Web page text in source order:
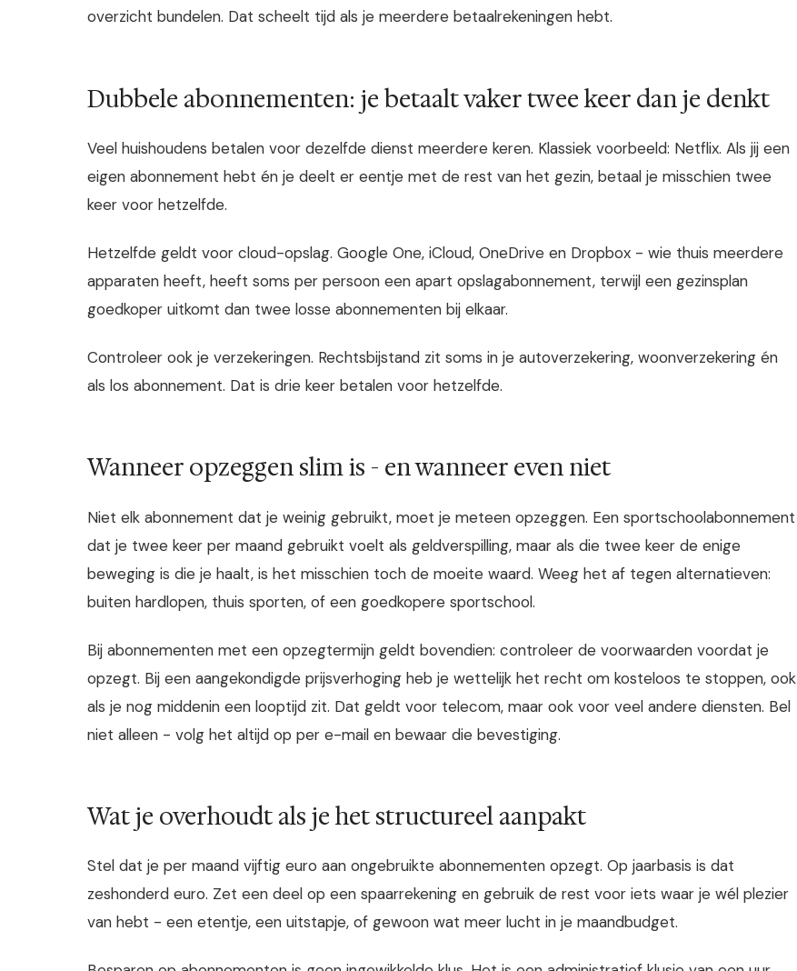
overzicht bundelen. Dat scheelt tijd als je meerdere betaalrekeningen hebt.
Dubbele abonnementen: je betaalt vaker twee keer dan je denkt
Veel huishoudens betalen voor dezelfde dienst meerdere keren. Klassiek voorbeeld: Netflix. Als jij een
eigen abonnement hebt én je deelt er eentje met de rest van het gezin, betaal je misschien twee
keer voor hetzelfde.
Hetzelfde geldt voor cloud-opslag. Google One, iCloud, OneDrive en Dropbox - wie thuis meerdere
apparaten heeft, heeft soms per persoon een apart opslagabonnement, terwijl een gezinsplan
goedkoper uitkomt dan twee losse abonnementen bij elkaar.
Controleer ook je verzekeringen. Rechtsbijstand zit soms in je autoverzekering, woonverzekering én
als los abonnement. Dat is drie keer betalen voor hetzelfde.
Wanneer opzeggen slim is - en wanneer even niet
Niet elk abonnement dat je weinig gebruikt, moet je meteen opzeggen. Een sportschoolabonnement
dat je twee keer per maand gebruikt voelt als geldverspilling, maar als die twee keer de enige
beweging is die je haalt, is het misschien toch de moeite waard. Weeg het af tegen alternatieven:
buiten hardlopen, thuis sporten, of een goedkopere sportschool.
Bij abonnementen met een opzegtermijn geldt bovendien: controleer de voorwaarden voordat je
opzegt. Bij een aangekondigde prijsverhoging heb je wettelijk het recht om kosteloos te stoppen, ook
als je nog middenin een looptijd zit. Dat geldt voor telecom, maar ook voor veel andere diensten. Bel
niet alleen - volg het altijd op per e-mail en bewaar die bevestiging.
Wat je overhoudt als je het structureel aanpakt
Stel dat je per maand vijftig euro aan ongebruikte abonnementen opzegt. Op jaarbasis is dat
zeshonderd euro. Zet een deel op een spaarrekening en gebruik de rest voor iets waar je wél plezier
van hebt - een etentje, een uitstapje, of gewoon wat meer lucht in je maandbudget.